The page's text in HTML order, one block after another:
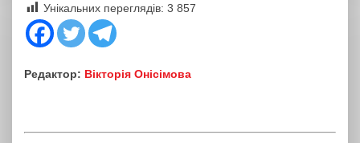
Унікальних переглядів: 3 857
Редактор: Вікторія Онісімова